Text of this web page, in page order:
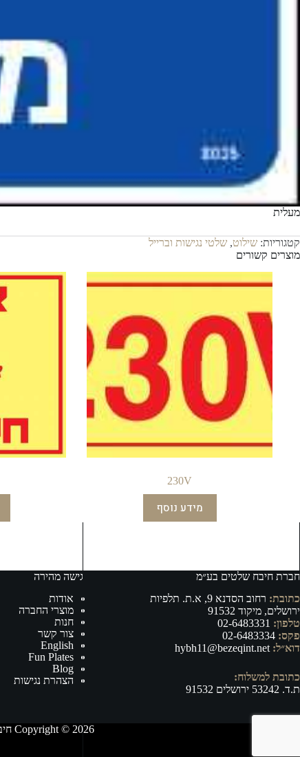
מעלית
קטגוריות: שילוט, שלטי נגישות וברייל
מוצרים קשורים
230V
מידע נוסף
חברת חיבח שלטים בע״מ
כתובת:
רחוב הסדנא 9, א.ת. תלפיות
ירושלים, מיקוד 91532
טלפון: 02-6483331
פקס:
דוא״ל: hybh11@bezeqint.net
כתובת למשלוח:
ת.ד. 53242 ירושלים 91532
גישה מהירה
אודות
מוצרי החברה
חנות
צור קשר
English
Fun Plates
Blog
הצהרת נגישות
Copyright © 2026 חיבח שלטים בע״מ - ייצור, וייבוא של אביזרי רישוי ובטיחות לרכב ושילוט לכל מטרה